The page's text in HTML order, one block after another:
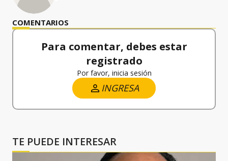
COMENTARIOS
Para comentar, debes estar
registrado
Por favor, inicia sesión
INGRESA
TE PUEDE INTERESAR